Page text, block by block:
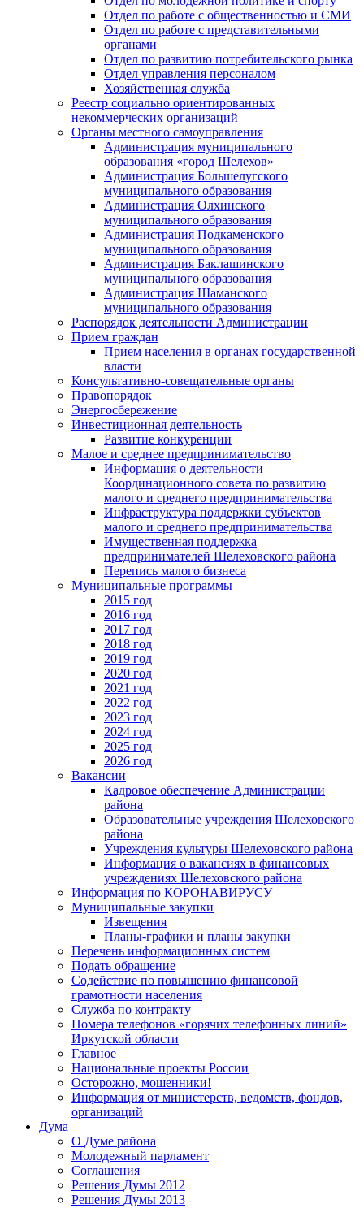
Отдел по работе с общественностью и СМИ
Отдел по работе с представительными
органами
Отдел по развитию потребительского рынка
Отдел управления персоналом
Хозяйственная служба
Реестр социально ориентированных
некоммерческих организаций
Органы местного самоуправления
Администрация муниципального
образования «город Шелехов»
Администрация Большелугского
муниципального образования
Администрация Олхинского
муниципального образования
Администрация Подкаменского
муниципального образования
Администрация Баклашинского
муниципального образования
Администрация Шаманского
муниципального образования
Распорядок деятельности Администрации
Прием граждан
Прием населения в органах государственной
власти
Консультативно-совещательные органы
Правопорядок
Энергосбережение
Инвестиционная деятельность
Развитие конкуренции
Малое и среднее предпринимательство
Информация о деятельности
Координационного совета по развитию
малого и среднего предпринимательства
Инфраструктура поддержки субъектов
малого и среднего предпринимательства
Имущественная поддержка
предпринимателей Шелеховского района
Перепись малого бизнеса
Муниципальные программы
2015 год
2016 год
2017 год
2018 год
2019 год
2020 год
2021 год
2022 год
2023 год
2024 год
2025 год
2026 год
Вакансии
Кадровое обеспечение Администрации
района
Образовательные учреждения Шелеховского
района
Учреждения культуры Шелеховского района
Информация о вакансиях в финансовых
учреждениях Шелеховского района
Информация по КОРОНАВИРУСУ
Муниципальные закупки
Извещения
Планы-графики и планы закупки
Перечень информационных систем
Подать обращение
Содействие по повышению финансовой
грамотности населения
Служба по контракту
Номера телефонов «горячих телефонных линий»
Иркутской области
Главное
Национальные проекты России
Осторожно, мошенники!
Информация от министерств, ведомств, фондов,
организаций
Дума
О Думе района
Молодежный парламент
Соглашения
Решения Думы 2012
Решения Думы 2013